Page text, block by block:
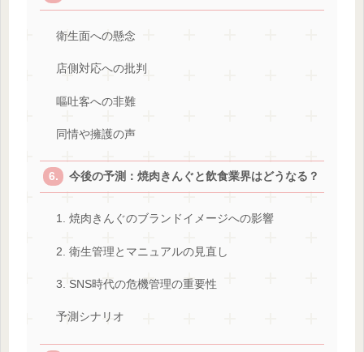
衛生面への懸念
店側対応への批判
嘔吐客への非難
同情や擁護の声
今後の予測：焼肉きんぐと飲食業界はどうなる？
1. 焼肉きんぐのブランドイメージへの影響
2. 衛生管理とマニュアルの見直し
3. SNS時代の危機管理の重要性
予測シナリオ